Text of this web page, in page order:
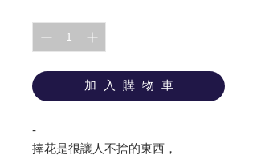
加 入 購 物 車
-
捧花是很讓人不捨的東西，